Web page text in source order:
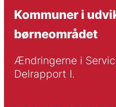
Kommuner i
børneområdet
Ændringerne i
Delrapport I.